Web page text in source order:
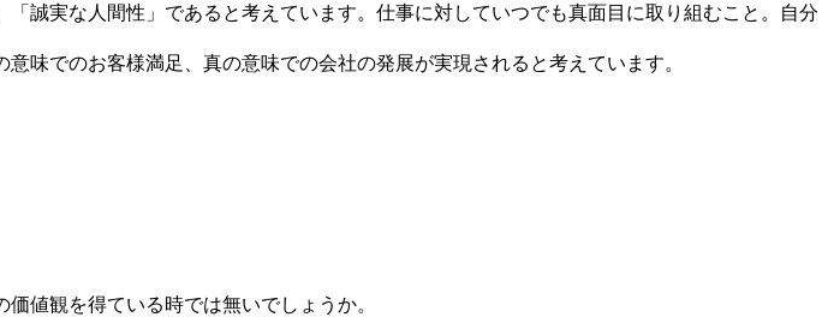
誠実な人間性」であると考えています。仕事に対していつでも真面目に取り組むこと。自分
味でのお客様満足、真の意味での会社の発展が実現されると考えています。
値観を得ている時では無いでしょうか。